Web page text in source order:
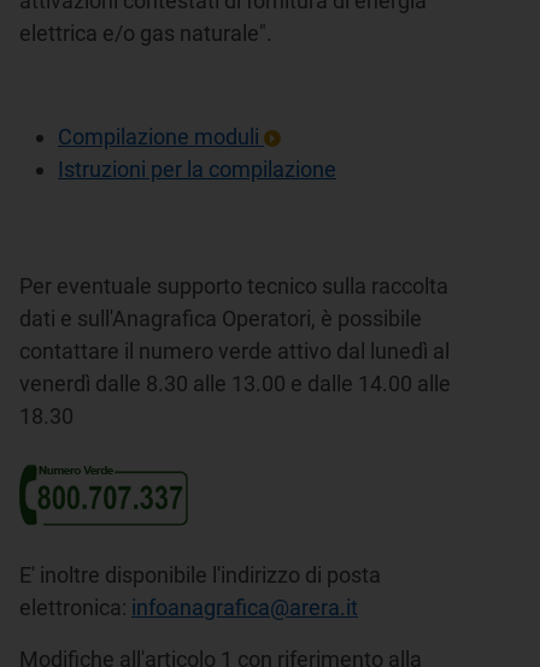
elettrica e/o gas naturale".
Compilazione moduli
Istruzioni per la compilazione
Per eventuale supporto tecnico sulla raccolta
dati e sull'Anagrafica Operatori, è possibile
contattare il numero verde attivo dal lunedì al
venerdì dalle 8.30 alle 13.00 e dalle 14.00 alle
18.30
E' inoltre disponibile l'indirizzo di posta
elettronica: infoanagrafica@arera.it
Modifiche all'articolo 1 con riferimento alla